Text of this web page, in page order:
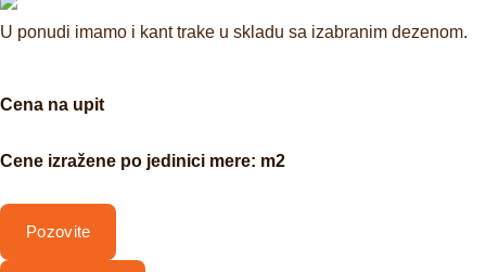
U ponudi imamo i kant trake u skladu sa izabranim dezenom.
Cena na upit
Cene izražene po jedinici mere: m2
Pozovite